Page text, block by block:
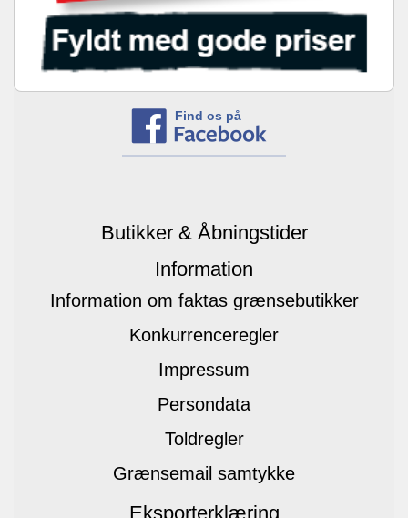
Find os på
Butikker & Åbningstider
Information
Information om faktas grænsebutikker
Konkurrenceregler
Impressum
Persondata
Toldregler
Grænsemail samtykke
Eksporterklæring